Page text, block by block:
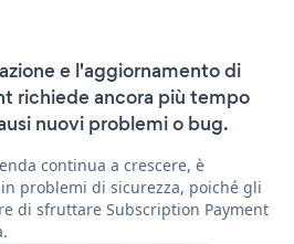
e l'aggiornamento di
richiede ancora più tempo
nuovi problemi o bug.
continua a crescere, è
problemi di sicurezza, poiché gli
di sfruttare Subscription Payment